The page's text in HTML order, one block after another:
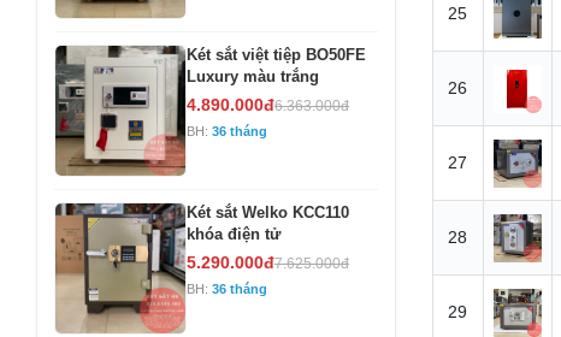
Két sắt việt tiệp BO50FE
Luxury màu trắng
4.890.000đ6.363.000đ
BH: 36 tháng
Két sắt Welko KCC110
khóa điện tử
5.290.000đ7.625.000đ
BH: 36 tháng
25
26
27
28
29